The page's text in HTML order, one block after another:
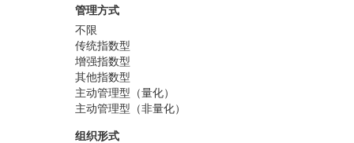
管理方式
不限
传统指数型
增强指数型
其他指数型
主动管理型（量化）
主动管理型（非量化）
组织形式